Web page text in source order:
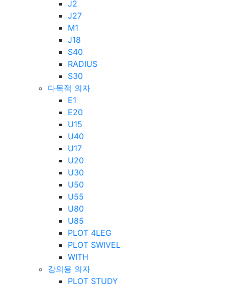
J2
J27
M1
J18
S40
RADIUS
S30
다목적 의자
E1
E20
U15
U40
U17
U20
U30
U50
U55
U80
U85
PLOT 4LEG
PLOT SWIVEL
WITH
강의용 의자
PLOT STUDY